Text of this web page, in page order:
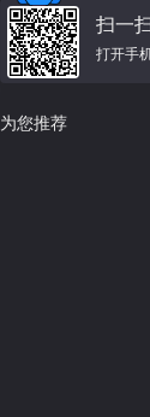
扫一
打开手
为您推荐